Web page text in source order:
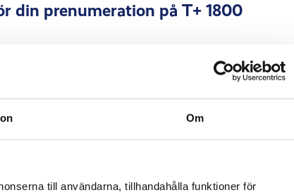
Om
till användarna, tillhandahålla funktioner för
din prenumeration på T+ 1800